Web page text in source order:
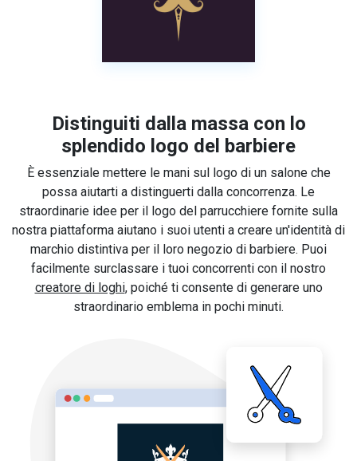
Distinguiti dalla massa con lo
splendido logo del barbiere
È essenziale mettere le mani sul logo di un salone che
possa aiutarti a distinguerti dalla concorrenza. Le
straordinarie idee per il logo del parrucchiere fornite sulla
nostra piattaforma aiutano i suoi utenti a creare un'identità di
marchio distintiva per il loro negozio di barbiere. Puoi
facilmente surclassare i tuoi concorrenti con il nostro
creatore di loghi, poiché ti consente di generare uno
straordinario emblema in pochi minuti.